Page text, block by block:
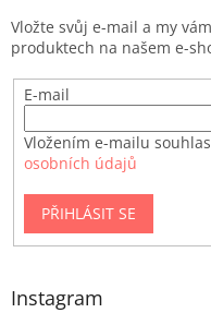
Vložte svůj e-mail a my
produktech na našem e-
E-mail
Vložením e-mailu
osobních údajů
PŘIHLÁSIT SE
Instagram